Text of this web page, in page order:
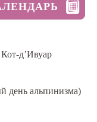
д’Ивуар
день альпинизма)